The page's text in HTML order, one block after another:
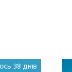
38 днів